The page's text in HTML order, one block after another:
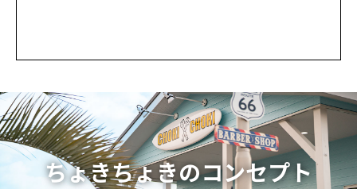
ちょきちょきのコンセプト